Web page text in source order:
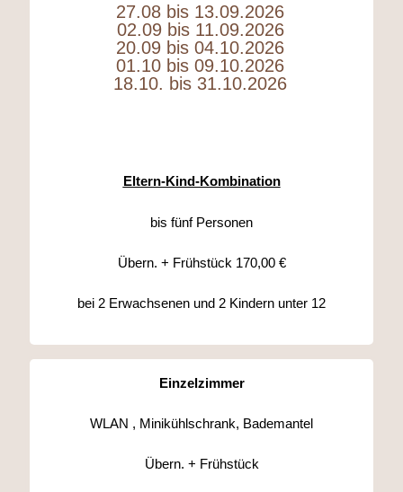
27.08 bis 13.09.2026
02.09 bis 11.09.2026
20.09 bis 04.10.2026
01.10 bis 09.10.2026
18.10. bis 31.10.2026
Eltern-Kind-Kombination
bis fünf Personen
Übern. + Frühstück 170,00 €
bei 2 Erwachsenen und 2 Kindern unter 12
Einzelzimmer
WLAN , Minikühlschrank, Bademantel
Übern. + Frühstück